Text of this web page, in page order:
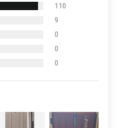
110
9
0
0
0